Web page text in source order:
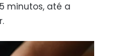
minutos, até a